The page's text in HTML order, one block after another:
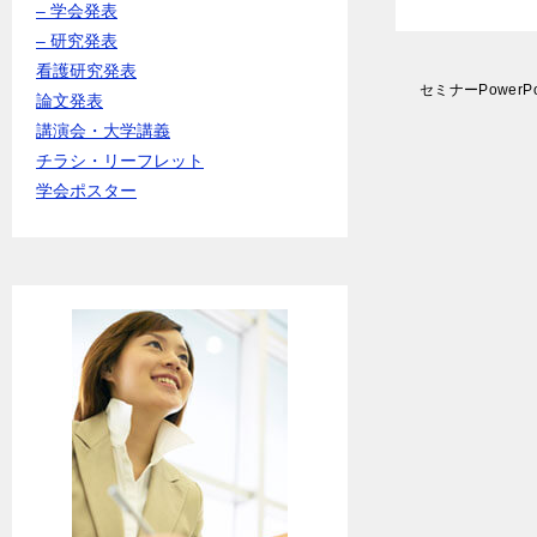
セミナー
– 学会発表
– 研究発表
看護研究発表
論文発表
講演会・大学講義
チラシ・リーフレット
学会ポスター